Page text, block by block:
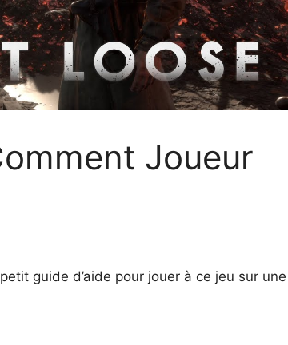
Joueur
guide d’aide pour jouer à ce jeu sur une